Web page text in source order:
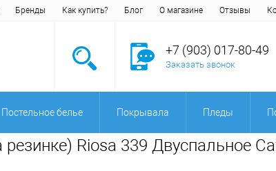
Бренды Как купить? Блог О магазине Отзывы
+7 (903) 017-80-49
Заказать звонок
Постельное белье Покрывала Пледы
Riosa 339 Двуспальное